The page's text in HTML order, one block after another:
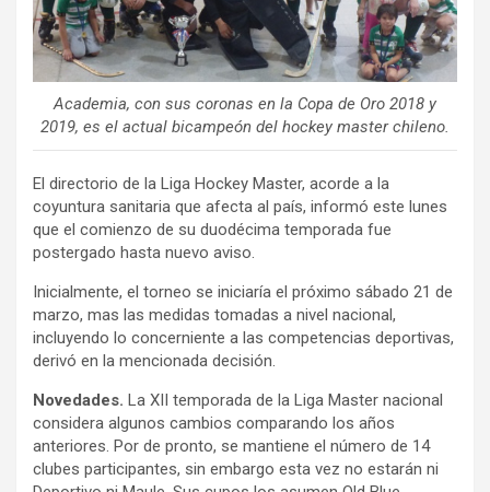
Academia, con sus coronas en la Copa de Oro 2018 y
2019, es el actual bicampeón del hockey master chileno.
El directorio de la Liga Hockey Master, acorde a la
coyuntura sanitaria que afecta al país, informó este lunes
que el comienzo de su duodécima temporada fue
postergado hasta nuevo aviso.
Inicialmente, el torneo se iniciaría el próximo sábado 21 de
marzo, mas las medidas tomadas a nivel nacional,
incluyendo lo concerniente a las competencias deportivas,
derivó en la mencionada decisión.
Novedades. La XII temporada de la Liga Master nacional
considera algunos cambios comparando los años
anteriores. Por de pronto, se mantiene el número de 14
clubes participantes, sin embargo esta vez no estarán ni